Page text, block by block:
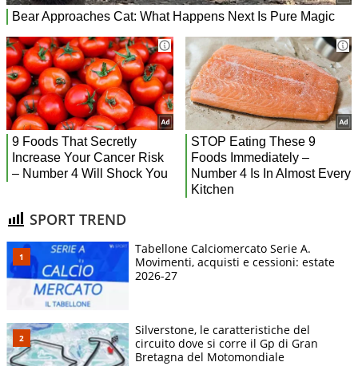
SPORT TREND
Tabellone Calciomercato Serie A.
Movimenti, acquisti e cessioni: estate
2026-27
Silverstone, le caratteristiche del
circuito dove si corre il Gp di Gran
Bretagna del Motomondiale